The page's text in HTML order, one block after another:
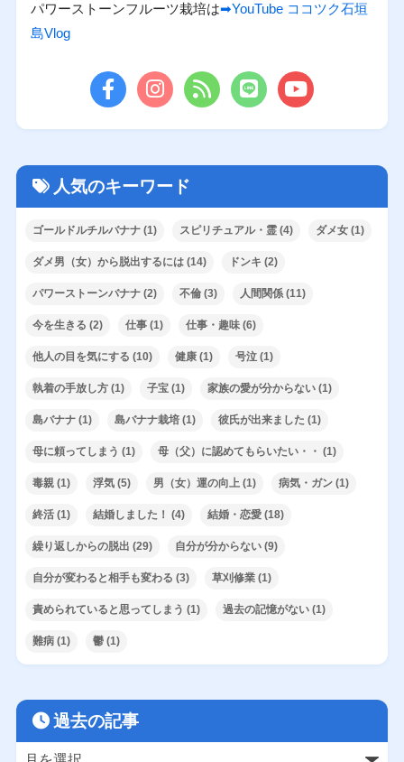
パワーストーンフルーツ栽培は➡YouTube ココツク石垣
島Vlog
人気のキーワード
ゴールドルチルバナナ(1) スピリチュアル・霊(4) ダメ女(1)
ダメ男（女）から脱出するには(14) ドンキ (2)
パワーストーンバナナ(2) 不倫(3) 人間関係(11)
今を生きる (2) 仕事(1) 仕事・趣味(6)
他人の目を気にする (10) 健康(1) 号泣(1)
執着の手放し方(1) 子宝(1) 家族の愛が分からない(1)
島バナナ(1) 島バナナ栽培(1) 彼氏が出来ました (1)
母に頼ってしまう (1) 母（父）に認めてもらいたい・・ (1)
毒親(1) 浮気(5) 男（女）運の向上 (1) 病気・ガン(1)
終活(1) 結婚しました！ (4) 結婚・恋愛(18)
繰り返しからの脱出 (29) 自分が分からない(9)
自分が変わると相手も変わる (3) 草刈修業(1)
責められていると思ってしまう (1) 過去の記憶がない(1)
難病(1) 鬱(1)
過去の記事